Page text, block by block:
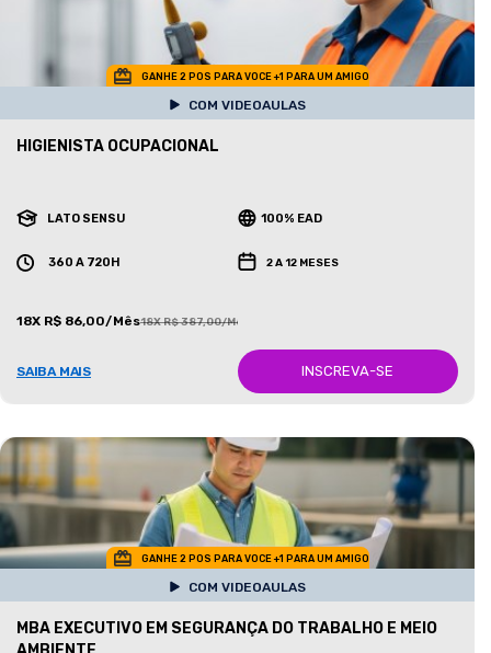
GANHE 2 POS PARA VOCE +1 PARA UM AMIGO
COM VIDEOAULAS
HIGIENISTA OCUPACIONAL
LATO SENSU 100% EAD
360 A 720H 2 A 12 MESES
18X R$ 86,00/Mês18X R$ 387,00/Mês
SAIBA MAIS INSCREVA-SE
GANHE 2 POS PARA VOCE +1 PARA UM AMIGO
COM VIDEOAULAS
MBA EXECUTIVO EM SEGURANÇA DO TRABALHO E MEIO